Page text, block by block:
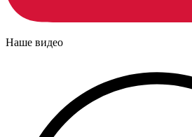
Наше видео